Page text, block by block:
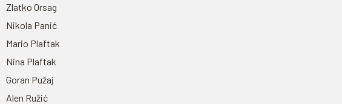
Zlatko Orsag
Nikola Panić
Mario Plaftak
Nina Plaftak
Goran Pužaj
Alen Ružić